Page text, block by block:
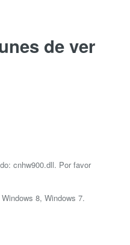
de ver
cnhw900.dll. Por favor
8, Windows 7.